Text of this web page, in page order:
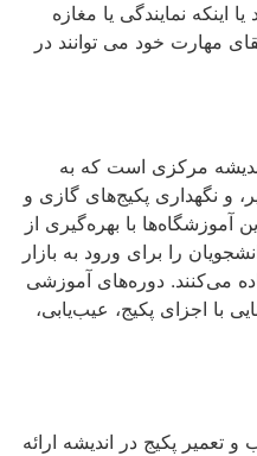
اینکه نمایندگی یا مغازه
مهارت خود می توانند در
مرکزی است که به
و نگهداری پکیج‌های گازی و
با بهره‌گیری از
را برای ورود به بازار
می‌کنند. دوره‌های آموزشی
با اجزای پکیج، عیب‌یابی،
تعمیر پکیج در اندیشه ارائه